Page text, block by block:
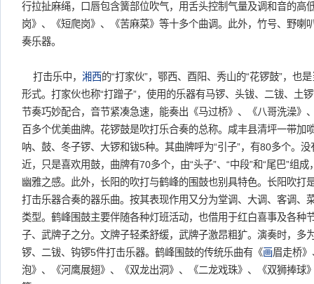
行拉扯麻绳，口唇包含簧部位吹气，用舌头控制气量及调和音的高
岗》、《短爬岗》、《苦麻菜》等十多个曲调。此外，竹号、野喇
奏乐器。
打击乐中， 湘西的“打家伙”，鄂西、酉阳、秀山的“花锣鼓”，也
形式。打家伙也称“打蹭子”，使用的乐器有马锣、头钹、二钹、土
节奏巧妙配合，音节紧凑急速，能奏出《马过桥》、《八哥洗澡》
百多个优美曲牌。花锣鼓是吹打乐合奏的总称。咸丰县清坪一带加
呐、鼓、冬子锣、大锣和钹5种。其曲牌呼为“引子”，有80多个。
近，只是喜欢用鼓，曲牌有70多个，由“头子”、“中段”和“尾巴”组
幽雅之感。此外，长阳的吹打与鹤峰的围鼓也别具特色。长阳吹打
打击乐器合奏的器乐曲。按其表现作用又分为堂调、大调、客调、
类型。鹤峰围鼓主要伴随各种灯班活动，也借用于红白喜事及各种
子、武牌子之分。文牌子轻柔舒缓，武牌子激昂粗犷。演奏时，多
锣、二钹、钩锣5件打击乐器。鹤峰围鼓的传统乐曲有《画眉走桥
泡》、《河鹰展翅》、《双龙出洞》、《二龙戏珠》、《双狮捧球